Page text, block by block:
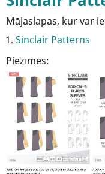
Mājaslapas, kur var
Sinclair Patterns
Piezīmes: